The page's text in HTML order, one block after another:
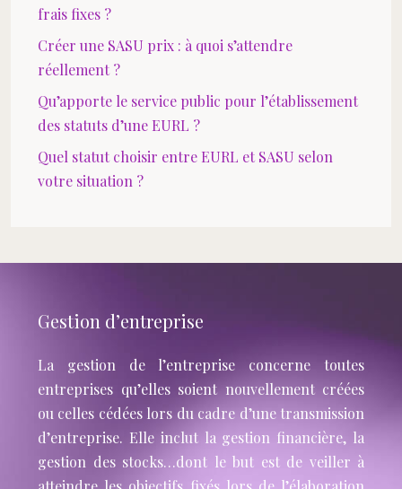
frais fixes ?
Créer une SASU prix : à quoi s’attendre
réellement ?
Qu’apporte le service public pour l’établissement
des statuts d’une EURL ?
Quel statut choisir entre EURL et SASU selon
votre situation ?
Gestion d’entreprise
La gestion de l’entreprise concerne toutes
entreprises qu’elles soient nouvellement créées
ou celles cédées lors du cadre d’une transmission
d’entreprise. Elle inclut la gestion financière, la
gestion des stocks…dont le but est de veiller à